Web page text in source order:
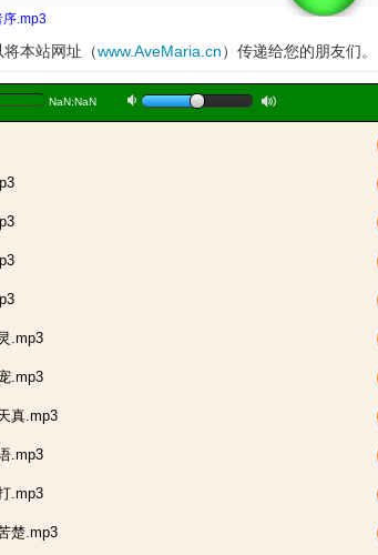
本站网址（www.AveMaria.cn）传递给您的朋友们。
NaN:NaN a b
.mp3
.mp3
.mp3
真.mp3
.mp3
.mp3
楚.mp3